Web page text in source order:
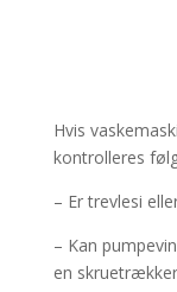
Hvis
kontrolleres
– Er trevlesi
– Kan
en